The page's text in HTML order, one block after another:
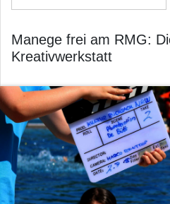
Manege frei am RMG:
Kreativwerkstatt